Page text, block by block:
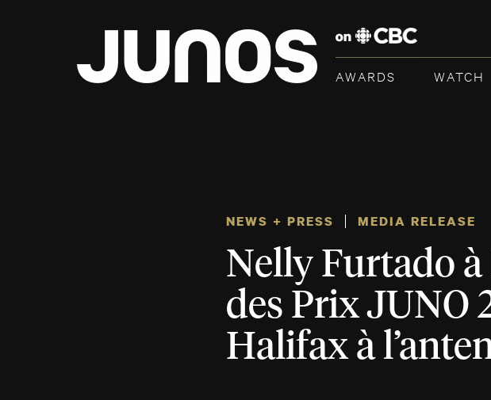
AWARDS WATCH
NEWS + PRESS MEDIA RELEASE
Nelly Furtado à
des Prix JUNO
Halifax à